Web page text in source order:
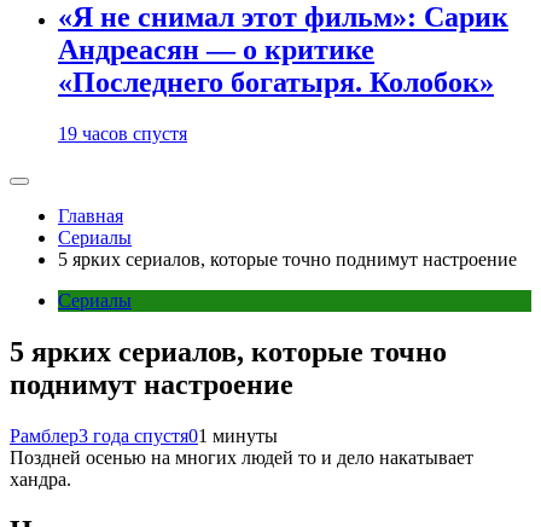
«Я не снимал этот фильм»: Сарик
Андреасян — о критике
«Последнего богатыря. Колобок»
19 часов спустя
Главная
Сериалы
5 ярких сериалов, которые точно поднимут настроение
Сериалы
5 ярких сериалов, которые точно
поднимут настроение
Рамблер3 года спустя01 минуты
Поздней осенью на многих людей то и дело накатывает
хандра.